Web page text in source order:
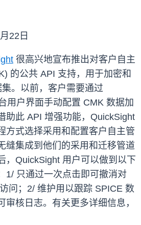
22日
很高兴地宣布推出对客户自主
的公共 API 支持，用于加密和
。以前，客户需要通过
用户界面手动配置 CMK 数据加
助此 API 增强功能，QuickSight
方式选择采用和配置客户自主管
缝集成到他们的采用和迁移管道
，QuickSight 用户可以做到以下
1/ 只通过一次点击即可撤消对
问；2/ 维护用以跟踪 SPICE 数
审核日志。有关更多详细信息，